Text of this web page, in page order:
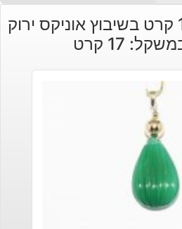
תליון זהב צהוב 14 קרט בשיבוץ אוניקס ירוק
17 קרט